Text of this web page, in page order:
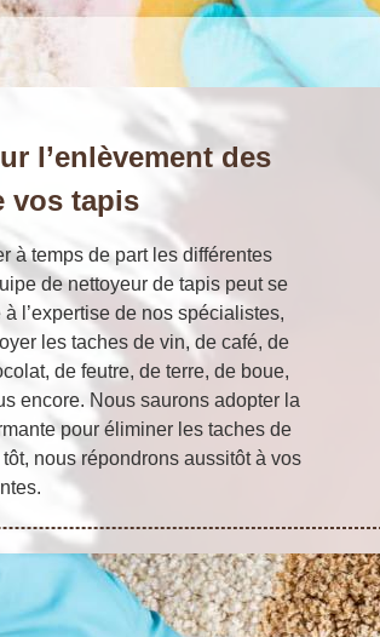
l’enlèvement des
vos tapis
à temps de part les différentes
de nettoyeur de tapis peut se
l’expertise de nos spécialistes,
les taches de vin, de café, de
de feutre, de terre, de boue,
encore. Nous saurons adopter la
pour éliminer les taches de
nous répondrons aussitôt à vos